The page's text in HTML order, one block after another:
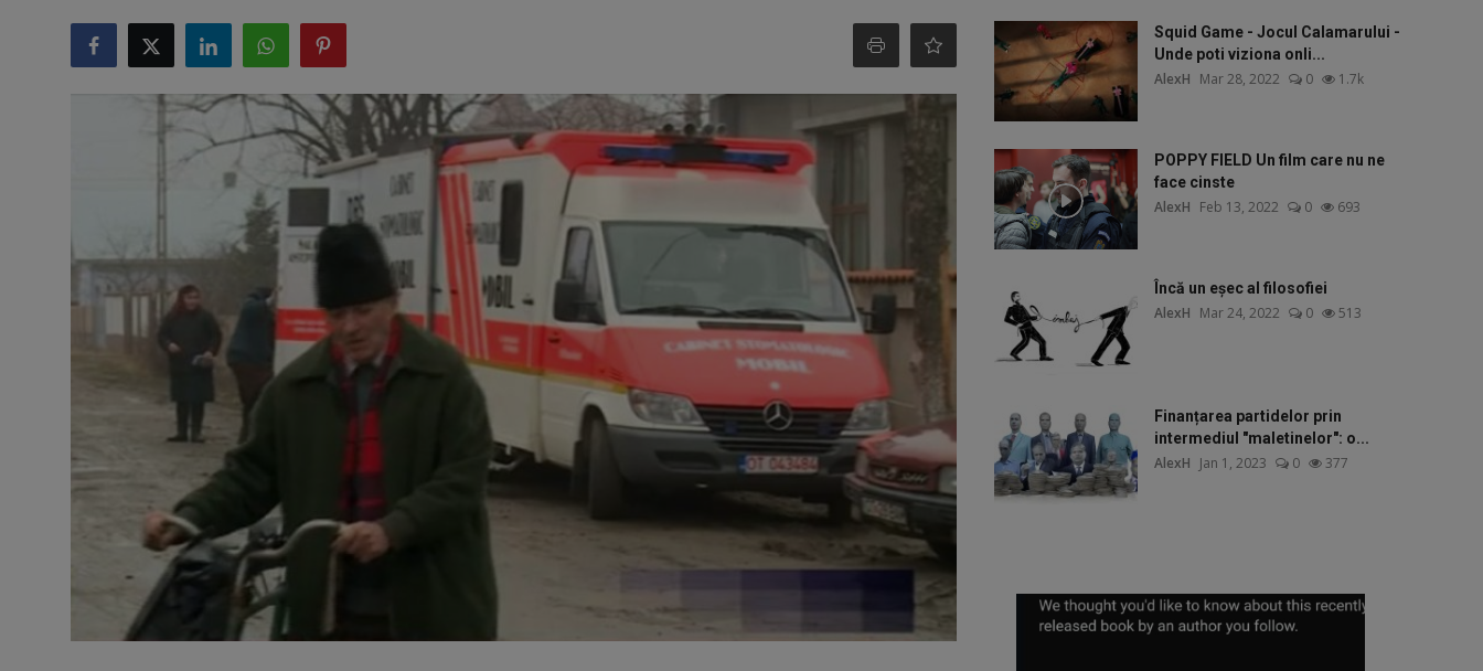
Vreau sa fiu bagat in seama
Bucatarie
ChatGPT: Cel mai avansat chatbot AI
Amintiri din Viitor
Squid Game - Jocul Calamarului -
Unde poti viziona onli...
AlexH Mar 28, 2022 0 1.7k
POPPY FIELD Un film care nu ne
face cinste
AlexH Feb 13, 2022 0 693
Încă un eșec al filosofiei
AlexH Mar 24, 2022 0 513
Finanțarea partidelor prin
intermediul "maletinelor": o...
AlexH Jan 1, 2023 0 377